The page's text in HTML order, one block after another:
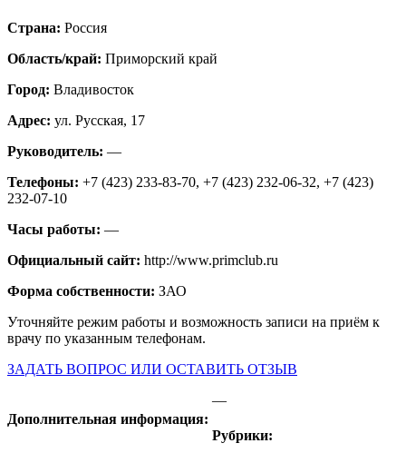
Страна: Россия
Область/край: Приморский край
Город: Владивосток
Адрес: ул. Русская, 17
Руководитель: —
Телефоны: +7 (423) 233-83-70, +7 (423) 232-06-32, +7 (423)
232-07-10
Часы работы: —
Официальный сайт: http://www.primclub.ru
Форма собственности: ЗАО
Уточняйте режим работы и возможность записи на приём к
врачу по указанным телефонам.
ЗАДАТЬ ВОПРОС ИЛИ ОСТАВИТЬ ОТЗЫВ
Дополнительная информация:
—
Рубрики: